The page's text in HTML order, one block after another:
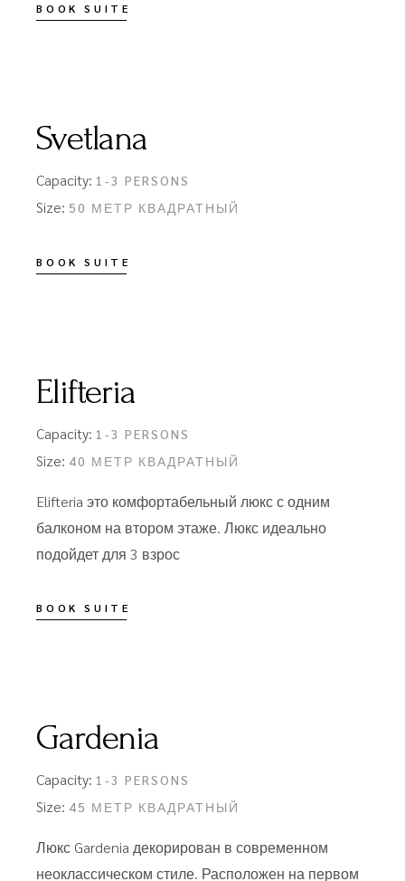
BOOK SUITE
Svetlana
Capacity: 1-3 PERSONS
Size: 50 МЕТР КВАДРАТНЫЙ
BOOK SUITE
Elifteria
Capacity: 1-3 PERSONS
Size: 40 МЕТР КВАДРАТНЫЙ
Elifteria это комфортабельный люкс с одним
балконом на втором этаже. Люкс идеально
подойдет для 3 взрос
BOOK SUITE
Gardenia
Capacity: 1-3 PERSONS
Size: 45 МЕТР КВАДРАТНЫЙ
Люкс Gardenia декорирован в современном
неоклассическом стиле. Расположен на первом